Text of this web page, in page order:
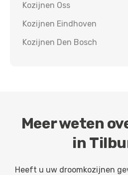
Kozijnen Oss
Kozijnen Eindhoven
Kozijnen Den Bosch
Meer weten
in
Heeft u uw droomkozijnen